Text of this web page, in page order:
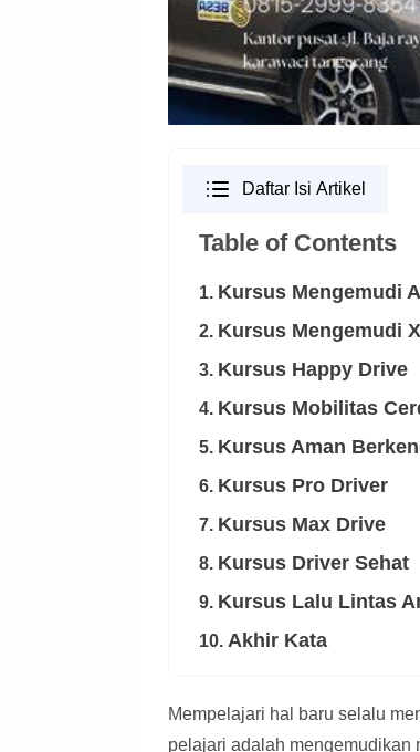
Daftar Isi Artikel
Table of Contents
1. Kursus Mengemudi
2. Kursus Mengemudi
3. Kursus Happy Drive
4. Kursus Mobilitas
5. Kursus Aman
6. Kursus Pro Driver
7. Kursus Max Drive
8. Kursus Driver Sehat
9. Kursus Lalu Lintas
10. Akhir Kata
Mempelajari hal baru selalu
pelajari adalah mengemudikan